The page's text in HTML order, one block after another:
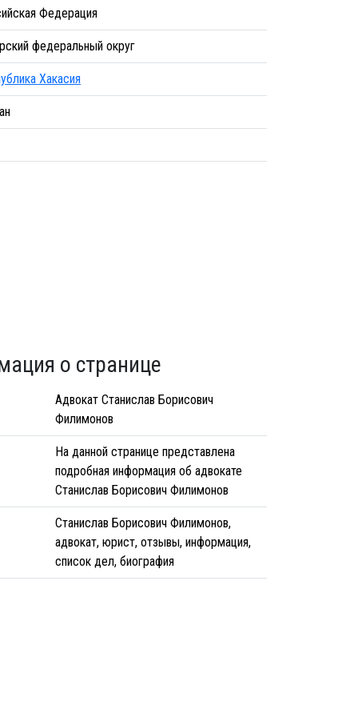
Федерация
федеральный округ
Хакасия
о странице
Адвокат Станислав Борисович
Филимонов
На данной странице представлена
подробная информация об адвокате
Станислав Борисович Филимонов
Станислав Борисович Филимонов,
адвокат, юрист, отзывы, информация,
список дел, биография